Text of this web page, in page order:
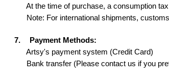
At the time of purchase, a consumption tax
Note: For international shipments,
7.
Payment Methods:
Artsy's payment system (Credit Card)
Bank transfer (Please contact us if you